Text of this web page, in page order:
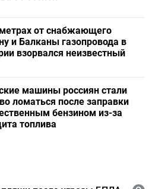
от снабжающего
и Балканы газопровода в
взорвался неизвестный
машины россиян стали
ломаться после заправки
бензином из-за
топлива